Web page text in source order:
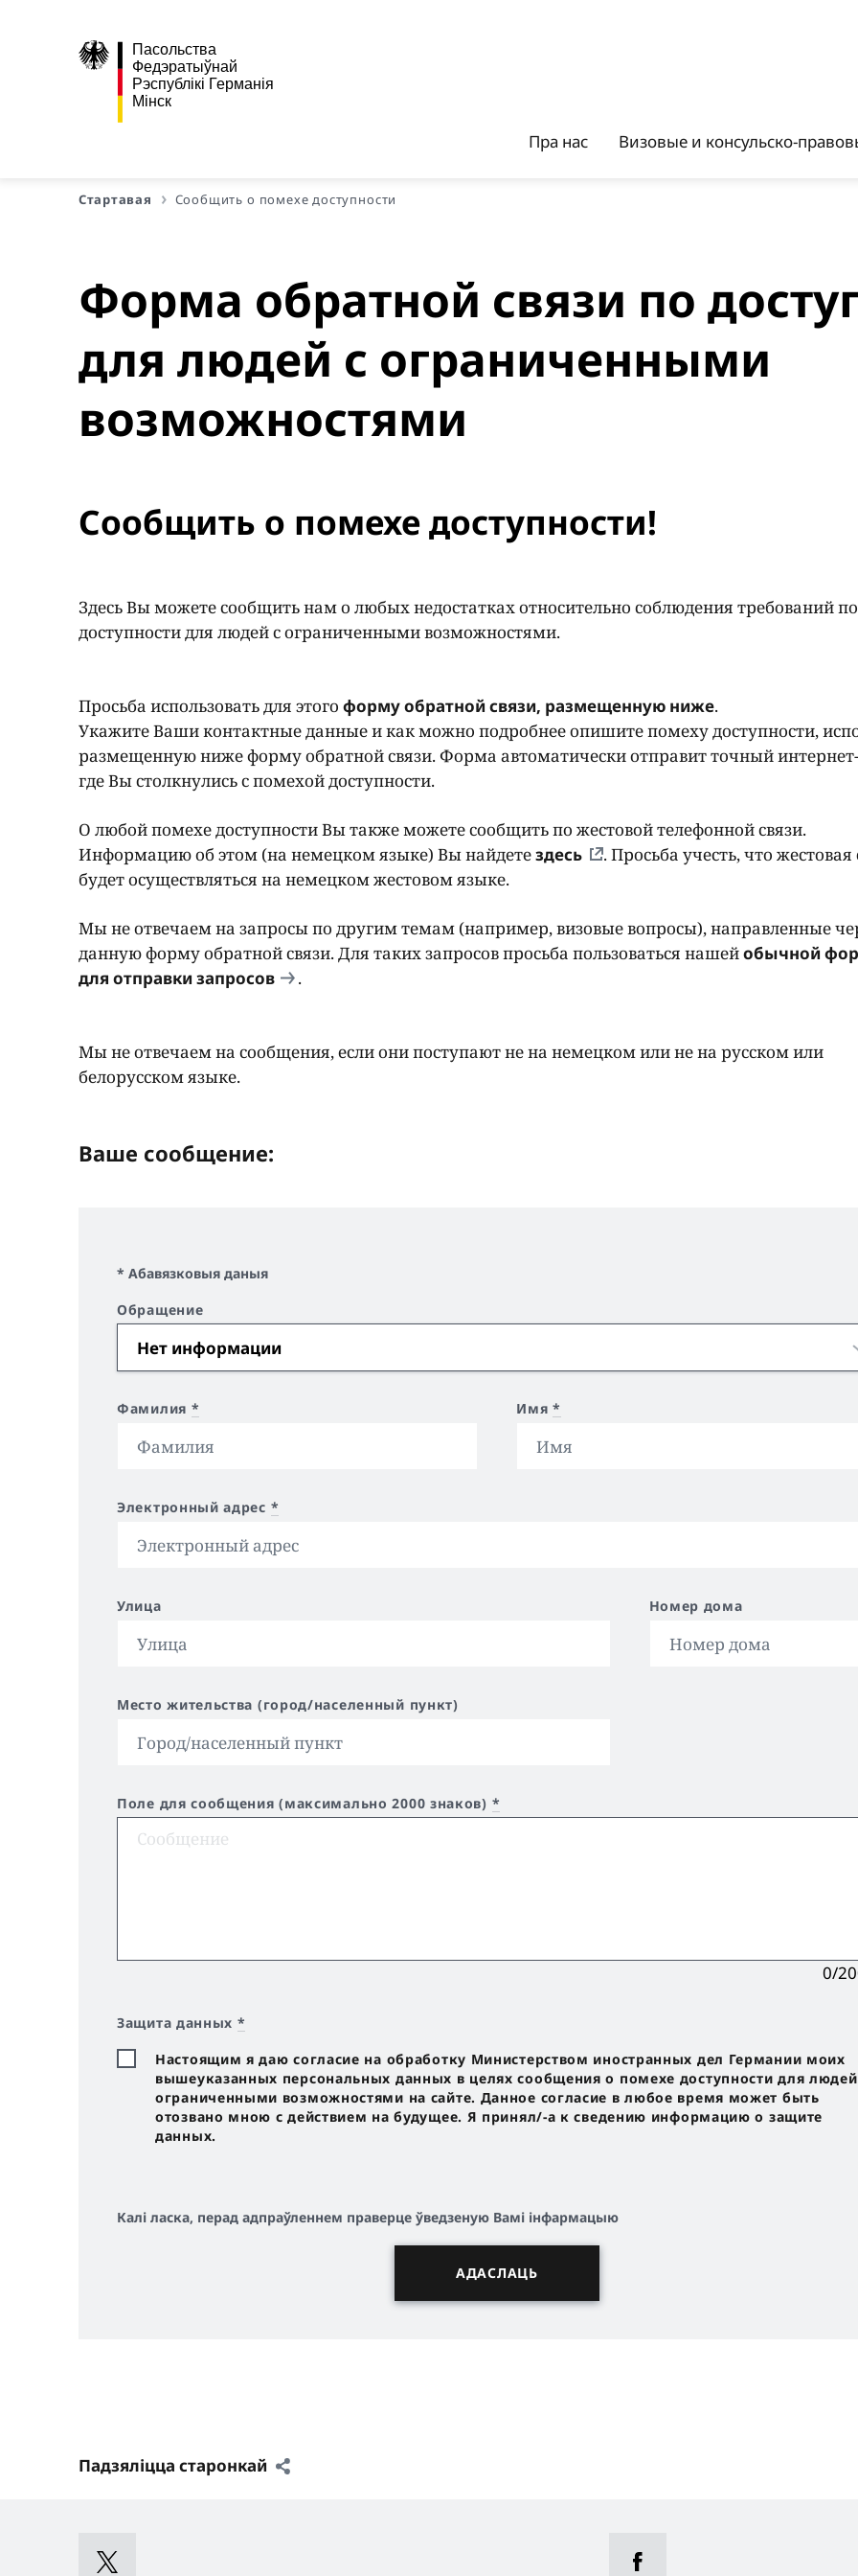
Пасольства
Федэратыўнай
Рэспублікі Германія
Мінск
Пра нас Визовые и консульско-
Стартавая Сообщить о помехе доступности
Форма обратной связи по
для людей с ограниченными
возможностями
Сообщить о помехе доступности!
Здесь Вы можете сообщить нам о любых недостатках относительно соблюдения требований по
доступности для людей с ограниченными возможностями.
Просьба использовать для этого форму обратной связи, размещенную ниже.
Укажите Ваши контактные данные и как можно подробнее опишите помеху доступности,
размещенную ниже форму обратной связи. Форма автоматически отправит точный
где Вы столкнулись с помехой доступности.
О любой помехе доступности Вы также можете сообщить по жестовой телефонной связи.
Информацию об этом (на немецком языке) Вы найдетездесь
. Просьба учесть, что жестовая
будет осуществляться на немецком жестовом языке.
Мы не отвечаем на запросы по другим темам (например, визовые вопросы), направленные
данную форму обратной связи. Для таких запросов просьба пользоваться нашейобычной
для отправки запросов
.
Мы не отвечаем на сообщения, если они поступают не на немецком или не на русском или
белорусском языке.
Ваше сообщение:
* Абавязковыя даныя
Обращение
Фамилия * Имя*
Электронный адрес *
Улица Номер дома
Место жительства (город/населенный пункт)
Поле для сообщения (максимально 2000 знаков) *
0/
Защита данных *
Настоящим я даю согласие на обработку Министерством иностранных дел Германии моих
вышеуказанных персональных данных в целях сообщения о помехе доступности для людей
ограниченными возможностями на сайте. Данное согласие в любое время может быть
отозвано мною с действием на будущее. Я принял/-a к сведению информацию о защите
данных.
Калі ласка, перад адпраўленнем праверце ўведзеную Вамі інфармацыю
Падзяліцца старонкай